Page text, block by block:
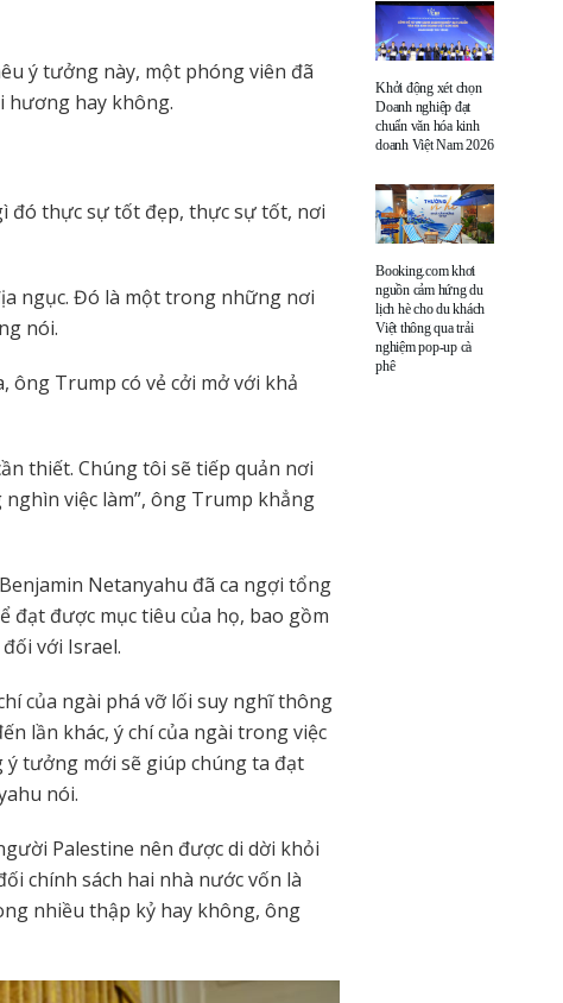
ý tưởng này, một phóng viên đã
hương hay không.
đó thực sự tốt đẹp, thực sự tốt, nơi
ngục. Đó là một trong những nơi
nói.
ông Trump có vẻ cởi mở với khả
thiết. Chúng tôi sẽ tiếp quản nơi
việc làm”, ông Trump khẳng
Netanyahu đã ca ngợi tổng
đạt được mục tiêu của họ, bao gồm
với Israel.
của ngài phá vỡ lối suy nghĩ thông
lần khác, ý chí của ngài trong việc
tưởng mới sẽ giúp chúng ta đạt
nói.
Palestine nên được di dời khỏi
chính sách hai nhà nước vốn là
nhiều thập kỷ hay không, ông
Khởi động xét chọn
Doanh nghiệp đạt
chuẩn văn hóa kinh
doanh Việt Nam 2026
Booking.com khơi
nguồn cảm hứng du
lịch hè cho du khách
Việt thông qua trải
nghiệm pop-up cà
phê